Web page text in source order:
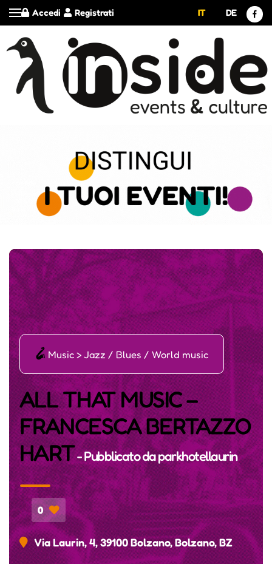
Registrati
Accedi IT DE
ī Music > Jazz / Blues / World music
ALL THAT MUSIC –
FRANCESCA BERTAZZO
HART- Pubblicato daparkhotellaurin
0
Via Laurin, 4, 39100 Bolzano, Bolzano, BZ